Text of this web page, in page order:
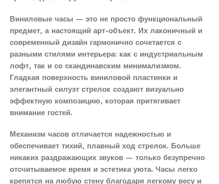
Виниловые часы — это не просто функциональный
предмет, а настоящий арт-объект. Их лаконичный и
современный дизайн гармонично сочетается с
разными стилями интерьера: как с индустриальным
лофт, так и со скандинавским минимализмом.
Гладкая поверхность виниловой пластинки и
элегантный силуэт стрелок создают визуально
эффектную композицию, которая притягивает
внимание гостей.
Механизм часов отличается надежностью и
обеспечивает тихий, плавный ход стрелок. Больше
никаких раздражающих звуков — только безупречно
отсчитываемое время и эстетика уюта. Часы легко
крепятся на любую стену благодаря легкому весу и